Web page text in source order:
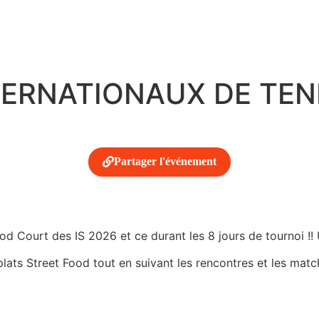
DE
Partager l'événement
Court des IS 2026 et ce durant les 8 jours de tournoi
Street Food tout en suivant les rencontres et les